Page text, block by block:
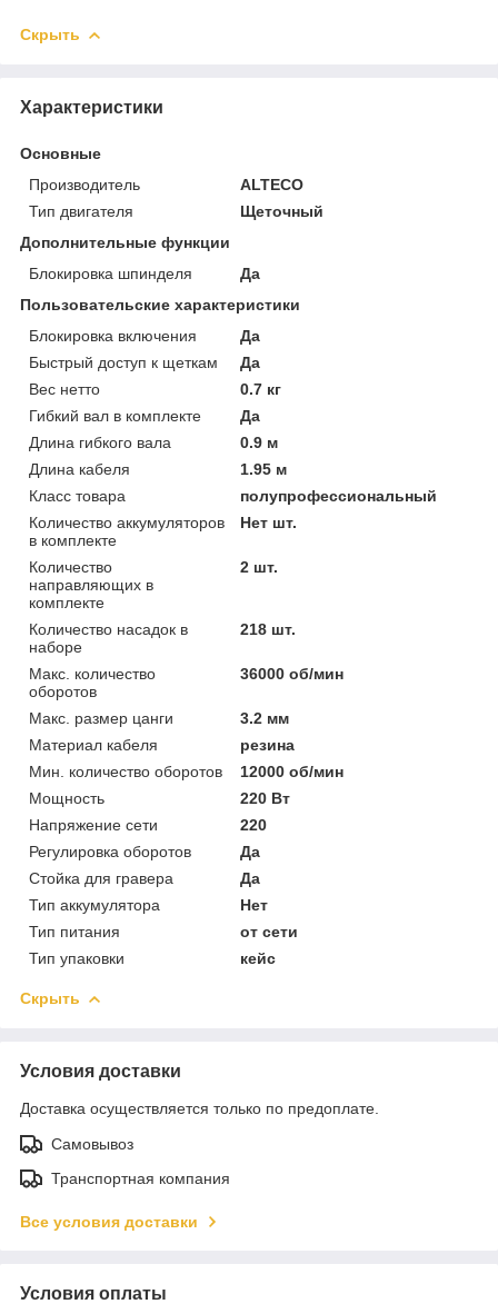
Скрыть
Характеристики
Основные
Производитель
ALTECO
Тип двигателя
Щеточный
Дополнительные функции
Блокировка шпинделя
Да
Пользовательские характеристики
Блокировка включения
Да
Быстрый доступ к щеткам
Да
Вес нетто
0.7 кг
Гибкий вал в комплекте
Да
Длина гибкого вала
0.9 м
Длина кабеля
1.95 м
Класс товара
полупрофессиональный
Количество аккумуляторов
в комплекте
Нет шт.
Количество
направляющих в
комплекте
2 шт.
Количество насадок в
наборе
218 шт.
Макс. количество
оборотов
36000 об/мин
Макс. размер цанги
3.2 мм
Материал кабеля
резина
Мин. количество оборотов
12000 об/мин
Мощность
220 Вт
Напряжение сети
220
Регулировка оборотов
Да
Стойка для гравера
Да
Тип аккумулятора
Нет
Тип питания
от сети
Тип упаковки
кейс
Скрыть
Условия доставки
Доставка осуществляется только по предоплате.
Самовывоз
Транспортная компания
Все условия доставки
Условия оплаты